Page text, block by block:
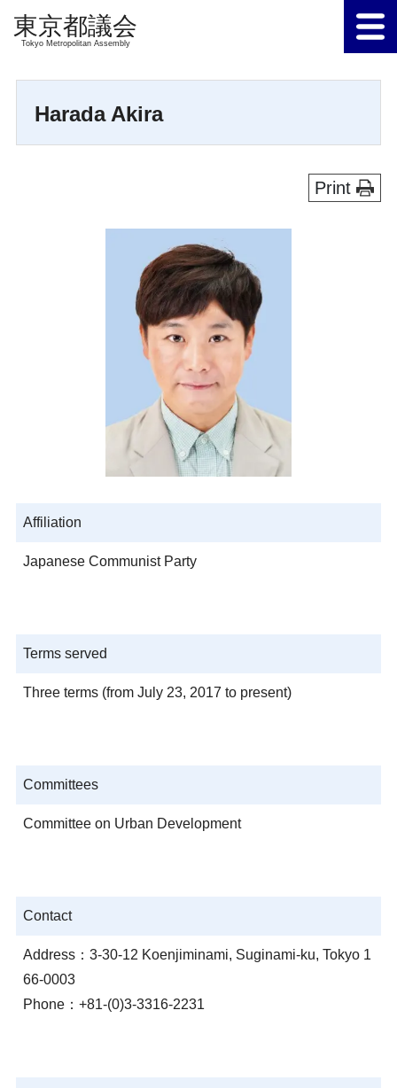
Tokyo Metropolitan Assembly
Harada Akira
Print
Affiliation
Japanese Communist Party
Terms served
Three terms (from July 23, 2017 to present)
Committees
Committee on Urban Development
Contact
Address：3-30-12 Koenjiminami, Suginami-ku, Tokyo 1
66-0003
Phone：+81-(0)3-3316-2231